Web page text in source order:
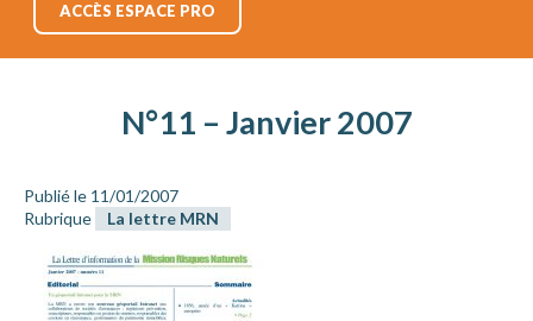
ACCÈS ESPACE PRO
N°11 – Janvier 2007
Publié le 11/01/2007
Rubrique
La lettre MRN